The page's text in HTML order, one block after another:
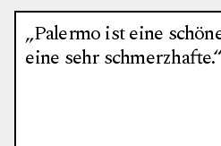
„Palermo ist eine
eine sehr schmerzhafte.“